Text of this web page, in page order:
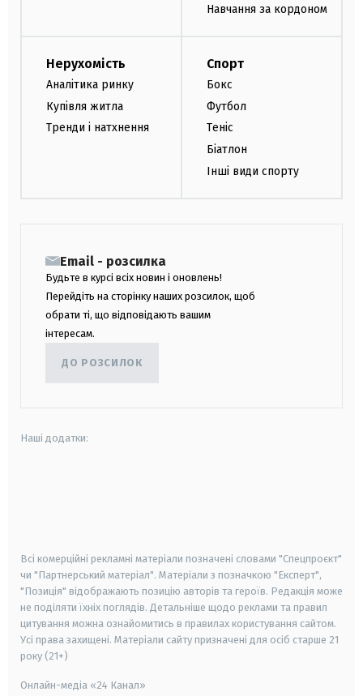
Навчання за кордоном
Нерухомість
Аналітика ринку
Купівля житла
Тренди і натхнення
Спорт
Бокс
Футбол
Теніс
Біатлон
Інші види спорту
Email - розсилка
Будьте в курсі всіх новин і оновлень!
Перейдіть на сторінку наших розсилок, щоб
обрати ті, що відповідають вашим
інтересам.
ДО РОЗСИЛОК
Наші додатки:
Всі комерційні рекламні матеріали позначені словами "Спецпроєкт"
чи "Партнерський матеріал". Матеріали з позначкою "Експерт",
"Позиція" відображають позицію авторів та героїв. Редакція може
не поділяти їхніх поглядів. Детальніше щодо реклами та правил
цитування можна ознайомитись в правилах користування сайтом.
Усі права захищені. Матеріали сайту призначені для осіб старше 21
року (21+)
Онлайн-медіа «24 Канал»